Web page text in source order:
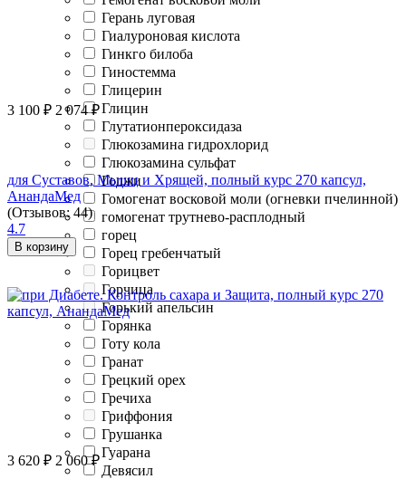
Герань луговая
Гиалуроновая кислота
Гинкго билоба
Гиностемма
Глицерин
Глицин
Глутатионпероксидаза
Глюкозамина гидрохлорид
Глюкозамина сульфат
Годжи
Гомогенат восковой моли (огневки пчелинной)
гомогенат трутнево-расплодный
горец
Горец гребенчатый
Горицвет
Горчица
Горький апельсин
Горянка
Готу кола
Гранат
Грецкий орех
Гречиха
Гриффония
Грушанка
Гуарана
Девясил
3 100 ₽ 2 074 ₽
для Суставов, Мышц и Хрящей, полный курс 270 капсул,
АнандаМед
(Отзывов: 44)
4.7
В корзину
3 620 ₽ 2 060 ₽